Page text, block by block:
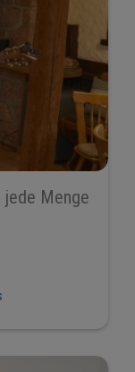
jede Menge